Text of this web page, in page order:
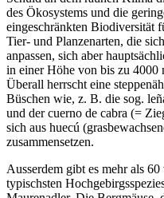
des Ökosystems und die
eingeschränkten Biodiversität
Tier- und Planzenarten, die
anpassen, sich aber
in einer Höhe von bis zu 4000
Überall herrscht eine
Büschen wie, z. B. die sog.
und der cuerno de cabra (=
sich aus huecú
zusammensetzen.
Ausserdem gibt es mehr als
typischsten